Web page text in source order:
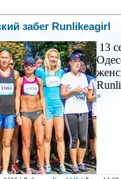
забег Runlikeagirl
13
»